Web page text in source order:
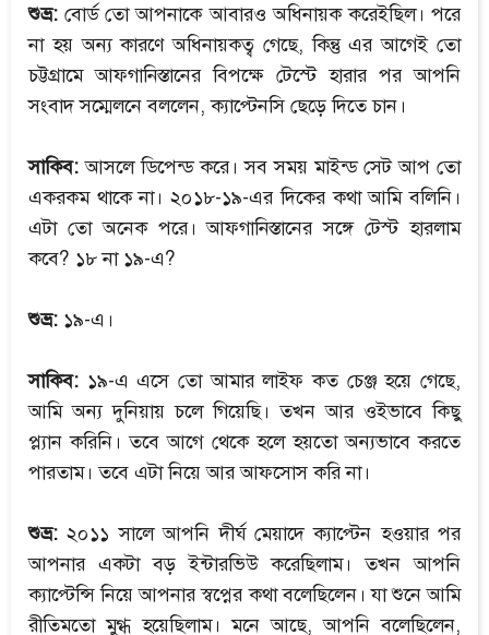
শুভ্র: বোর্ড তো আপনাকে আবারও অধিনায়ক করেইছিল। পরে
না হয় অন্য কারণে অধিনায়কত্ব গেছে, কিন্তু এর আগেই তো
চট্টগ্রামে আফগানিস্তানের বিপক্ষে টেস্টে হারার পর আপনি
সংবাদ সম্মেলনে বললেন, ক্যাপ্টেনসি ছেড়ে দিতে চান।
সাকিব: আসলে ডিপেন্ড করে। সব সময় মাইন্ড সেট আপ তো
একরকম থাকে না। ২০১৮-১৯-এর দিকের কথা আমি বলিনি।
এটা তো অনেক পরে। আফগানিস্তানের সঙ্গে টেস্ট হারলাম
কবে? ১৮ না ১৯-এ?
শুভ্র: ১৯-এ।
সাকিব: ১৯-এ এসে তো আমার লাইফ কত চেঞ্জ হয়ে গেছে,
আমি অন্য দুনিয়ায় চলে গিয়েছি। তখন আর ওইভাবে কিছু
প্ল্যান করিনি। তবে আগে থেকে হলে হয়তো অন্যভাবে করতে
পারতাম। তবে এটা নিয়ে আর আফসোস করি না।
শুভ্র: ২০১১ সালে আপনি দীর্ঘ মেয়াদে ক্যাপ্টেন হওয়ার পর
আপনার একটা বড় ইন্টারভিউ করেছিলাম। তখন আপনি
ক্যাপ্টেন্সি নিয়ে আপনার স্বপ্নের কথা বলেছিলেন। যা শুনে আমি
রীতিমতো মুগ্ধ হয়েছিলাম। মনে আছে, আপনি বলেছিলেন,